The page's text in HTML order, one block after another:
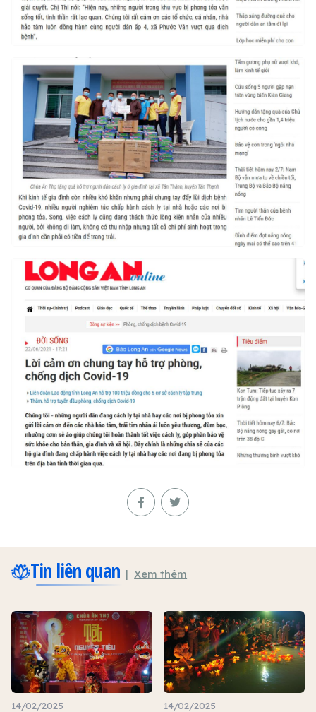
Tin liên quan Xem thêm
14/02/2025 14/02/2025